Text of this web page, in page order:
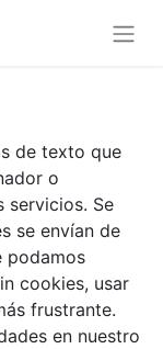
de texto que
o
servicios. Se
se envían de
podamos
cookies, usar
frustrante.
en nuestro